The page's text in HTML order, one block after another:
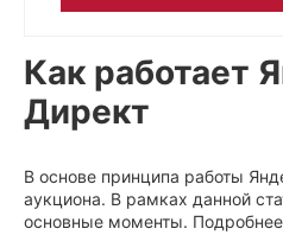
Как работает
Директ
В основе принципа работы
аукциона. В рамках данной
основные моменты.